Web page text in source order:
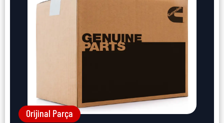
Orijinal Parça